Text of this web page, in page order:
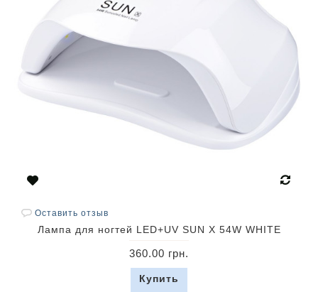
Оставить отзыв
Лампа для ногтей LED+UV SUN X 54W WHITE
360.00 грн.
Купить